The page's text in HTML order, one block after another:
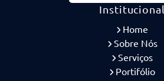
Institucional
Home
Sobre Nós
Serviços
Portifólio